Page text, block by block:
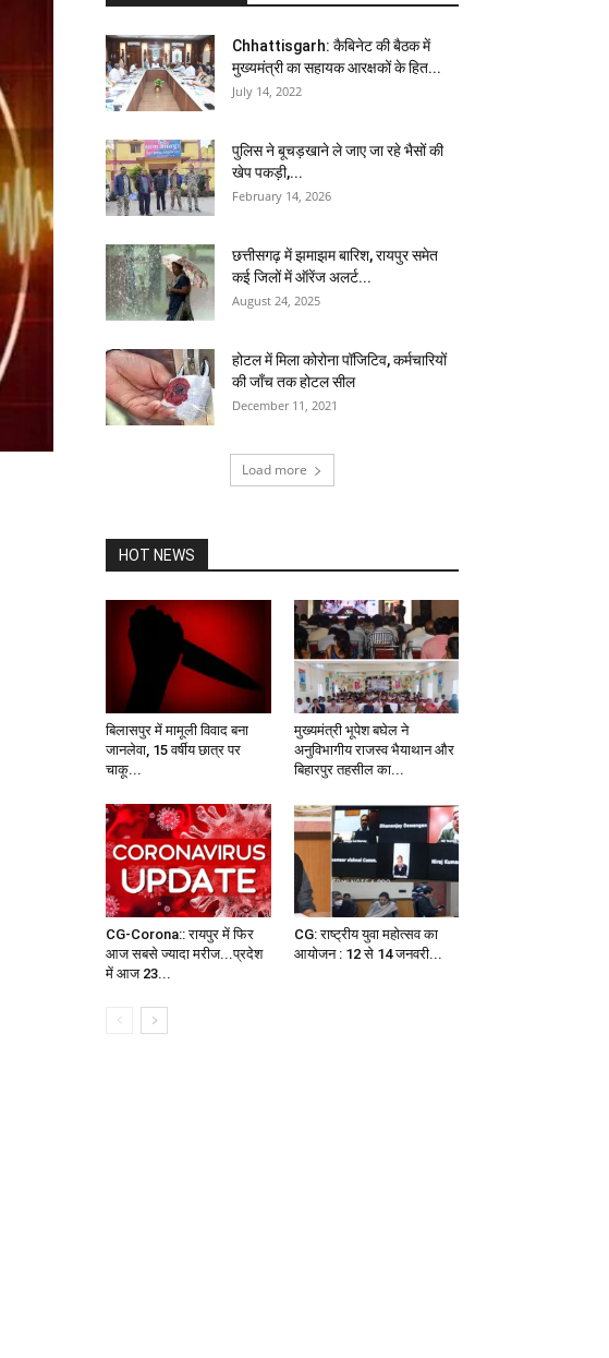
Chhattisgarh: कैबिनेट की बैठक में
मुख्यमंत्री का सहायक आरक्षकों के हित...
July 14, 2022
पुलिस ने बूचड़खाने ले जाए जा रहे भैसों की
खेप पकड़ी,...
February 14, 2026
छत्तीसगढ़ में झमाझम बारिश, रायपुर समेत
कई जिलों में ऑरेंज अलर्ट...
August 24, 2025
होटल में मिला कोरोना पॉजिटिव, कर्मचारियों
की जाँच तक होटल सील
December 11, 2021
Load more
HOT NEWS
बिलासपुर में मामूली विवाद बना
जानलेवा, 15 वर्षीय छात्र पर
चाकू...
मुख्यमंत्री भूपेश बघेल ने
अनुविभागीय राजस्व भैयाथान और
बिहारपुर तहसील का...
CG-Corona:: रायपुर में फिर
आज सबसे ज्यादा मरीज...प्रदेश
में आज 23...
CG: राष्ट्रीय युवा महोत्सव का
आयोजन : 12 से 14 जनवरी...